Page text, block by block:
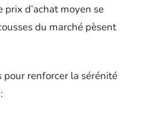
prix d’achat moyen se
du marché pèsent
pour renforcer la sérénité